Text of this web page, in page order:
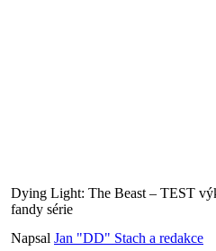
Dying Light: The Beast – TEST
fandy série
Napsal Jan "DD" Stach a redakce